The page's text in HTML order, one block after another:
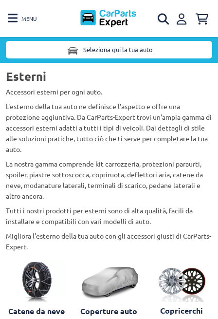
MENU
Seleziona qui la tua auto
Esterni
Accessori esterni per ogni auto.
L'esterno della tua auto ne definisce l'aspetto e offre una
protezione aggiuntiva. Da CarParts-Expert trovi un'ampia gamma di
accessori esterni adatti a tutti i tipi di veicoli. Dai dettagli di stile
alle soluzioni pratiche, tutto ciò che ti serve per completare la tua
auto.
La nostra gamma comprende kit carrozzeria, protezioni paraurti,
spoiler, piastre sottoscocca, copriruota, deflettori aria, catene da
neve, modanature laterali, terminali di scarico, pedane laterali e
altro ancora.
Tutti i nostri prodotti per esterni sono di alta qualità, facili da
installare e compatibili con vari modelli di auto.
Migliora l'esterno della tua auto con gli accessori giusti di CarParts-
Expert.
Catene da neve Coperture auto Copricerchi